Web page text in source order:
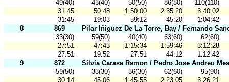
49(40)
43(40) 50(50) 86(80)
110(110)
31:45
50:48 1:50:00 2:35:20
3:40:02
31:45
19:03 59:12 45:20
1:04:42
8
869
Pilar Iñiguez De La Torre, Bay / Fernando
33(30)
59(50) 40(40) 63(60)
62(60)
27:51
47:43 1:15:34 1:59:46
3:12:28
27:51
19:52 27:51 44:12
1:12:42
9
872
Silvia Carasa Ramon / Pedro Jose Andreu
59(50)
33(30) 36(30) 62(60)
95(90)
30:14
45:06 1:45:55 2:23:05
3:26:21